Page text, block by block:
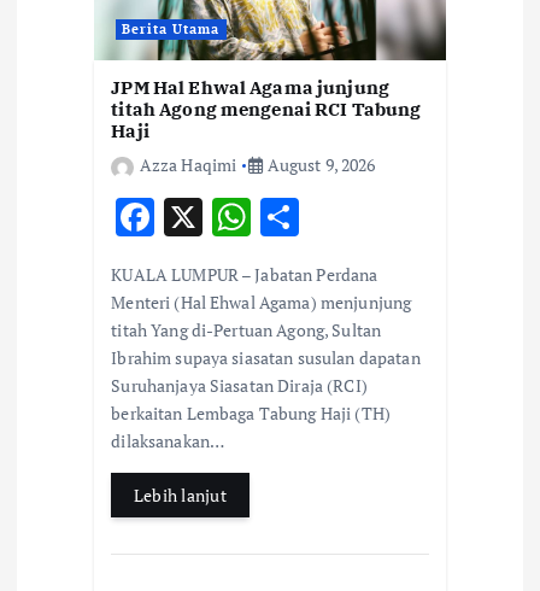
Berita Utama
JPM Hal Ehwal Agama junjung
titah Agong mengenai RCI Tabung
Haji
Azza Haqimi
August 9, 2026
F
ac
e
b
o
o
k
X W
h
at
s
A
p
h
ar
e
KUALA LUMPUR – Jabatan Perdana
Menteri (Hal Ehwal Agama) menjunjung
titah Yang di-Pertuan Agong, Sultan
Ibrahim supaya siasatan susulan dapatan
Suruhanjaya Siasatan Diraja (RCI)
berkaitan Lembaga Tabung Haji (TH)
dilaksanakan…
Lebih lanjut